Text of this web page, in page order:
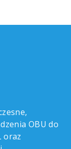
OBU do
oraz